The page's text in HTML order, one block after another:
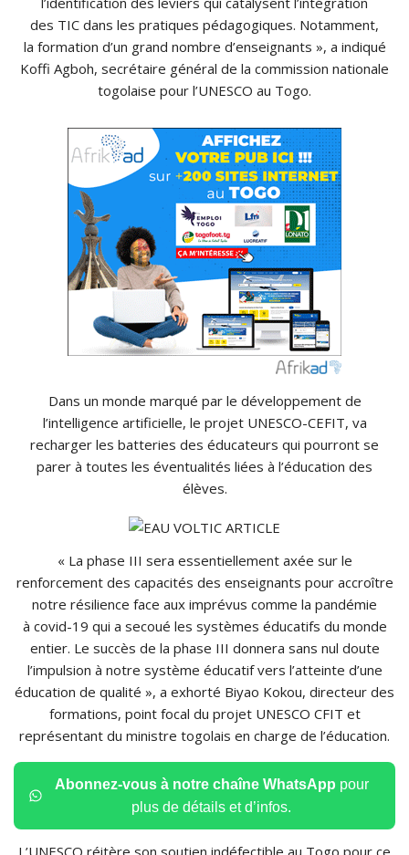
des TIC dans les pratiques pédagogiques. Notamment,
la formation d’un grand nombre d’enseignants », a indiqué
Koffi Agboh, secrétaire général de la commission nationale
togolaise pour l’UNESCO au Togo.
Dans un monde marqué par le développement de
l’intelligence artificielle, le projet UNESCO-CEFIT, va
recharger les batteries des éducateurs qui pourront se
parer à toutes les éventualités liées à l’éducation des
élèves.
« La phase III sera essentiellement axée sur le
renforcement des capacités des enseignants pour accroître
notre résilience face aux imprévus comme la pandémie
à covid-19 qui a secoué les systèmes éducatifs du monde
entier. Le succès de la phase III donnera sans nul doute
l’impulsion à notre système éducatif vers l’atteinte d’une
éducation de qualité », a exhorté Biyao Kokou, directeur des
formations, point focal du projet UNESCO CFIT et
représentant du ministre togolais en charge de l’éducation.
Abonnez-vous à notre chaîne WhatsApp pour
plus de détails et d’infos.